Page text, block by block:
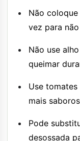
Não
vez para
Não use
queimar
Use
mais
Pode
desossada